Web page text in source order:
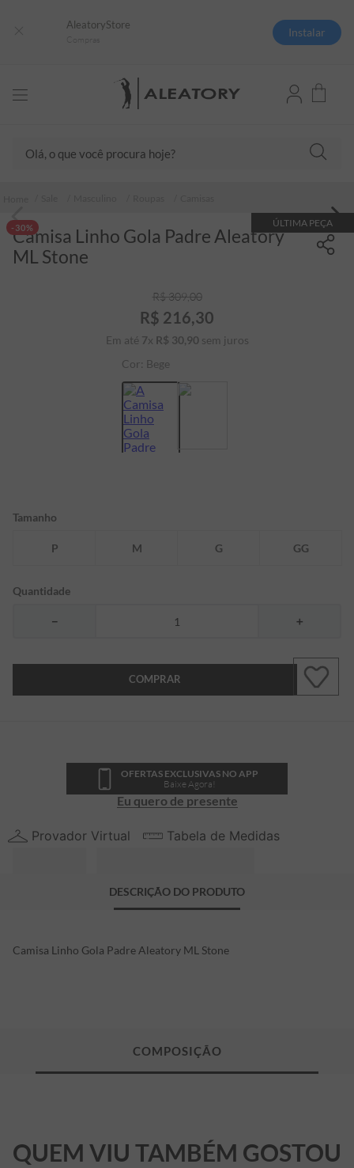
AleatoryStore
Instalar
ÚLTIMA PEÇA
-30%
Camisa Linho Gola Padre Aleatory
ML Stone
R$ 309,00
R$ 216,30
Em até 7x R$ 30,90 sem juros
Cor: Bege
Tamanho
P M G GG
Quantidade
＋
－
COMPRAR
OFERTAS EXCLUSIVAS NO APP
Baixe Agora!
Eu quero de presente
Provador Virtual Tabela de Medidas
DESCRIÇÃO DO PRODUTO
Camisa Linho Gola Padre Aleatory ML Stone
QUEM VIU TAMBÉM GOSTOU
camisas polo
2º
camiseta listrada
4 º
5º
pima
6 º
jaqueta